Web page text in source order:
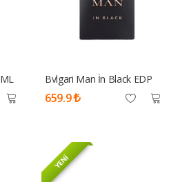
Bvlgari Man İn Black EDP
100ml Tester Parfüm Erkek
659.9
YENİ